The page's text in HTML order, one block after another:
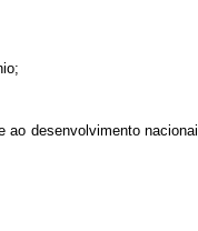
desenvolvimento